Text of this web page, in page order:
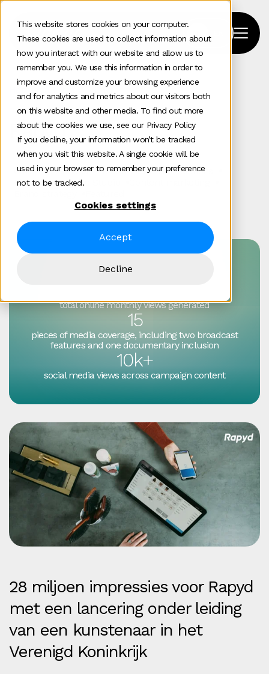
This website stores cookies on your computer.
These cookies are used to collect information about
how you interact with our website and allow us to
remember you. We use this information in order to
improve and customize your browsing experience
and for analytics and metrics about our visitors both
on this website and other media. To find out more
about the cookies we use, see our Privacy Policy
If you decline, your information won’t be tracked
when you visit this website. A single cookie will be
used in your browser to remember your preference
not to be tracked.
Cookies settings
Accept
Decline
Home Rapyd
Rapyd
Communications
PR and influencer relations
Fintech
Creative Studio
Success by numbers
total online monthly views generated
15
pieces of media coverage, including two broadcast
features and one documentary inclusion
10k+
social media views across campaign content
28 miljoen impressies voor Rapyd
met een lancering onder leiding
van een kunstenaar in het
Verenigd Koninkrijk